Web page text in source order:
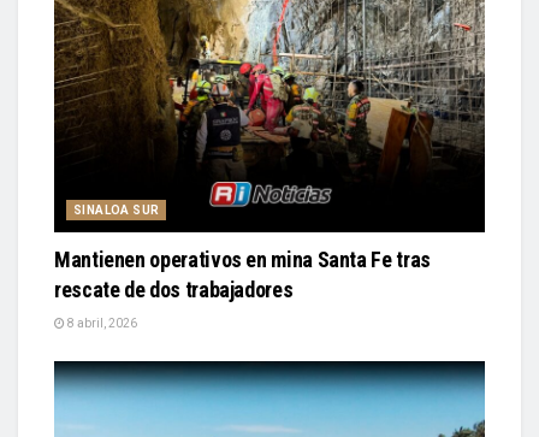
SINALOA SUR
Mantienen operativos en mina Santa Fe tras
rescate de dos trabajadores
8 abril, 2026